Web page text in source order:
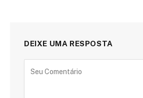
DEIXE UMA RESPOSTA